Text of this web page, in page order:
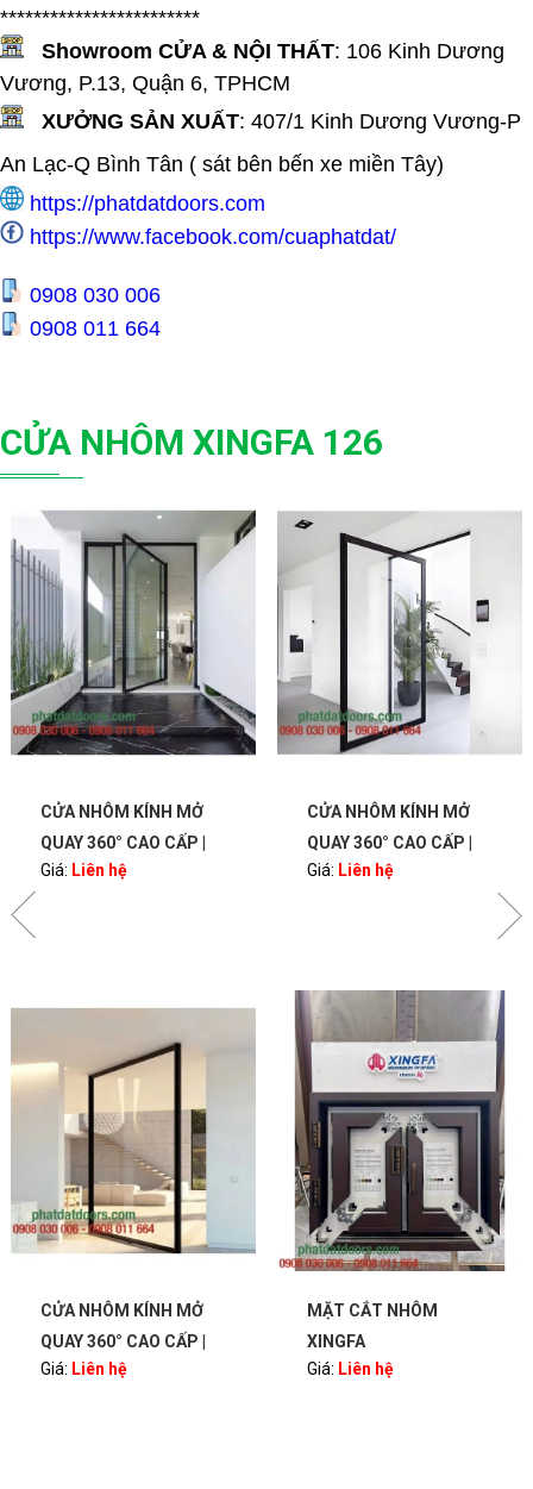
************************
Showroom CỬA & NỘI THẤT: 106 Kinh Dương
Vương, P.13, Quận 6, TPHCM
XƯỞNG SẢN XUẤT: 407/1 Kinh Dương Vương-P
An Lạc-Q Bình Tân ( sát bên bến xe miền Tây)
https://phatdatdoors.com
https://www.facebook.com/cuaphatdat/
0908 030 006
0908 011 664
CỬA NHÔM XINGFA 126
CỬA NHÔM KÍNH MỞ
QUAY 360° CAO CẤP |
BẢN LỀ PIVOT – SANG
Giá: Liên hệ
CỬA NHÔM KÍNH MỞ
QUAY 360° CAO CẤP |
BẢN LỀ PIVOT – SANG
Giá: Liên hệ
CỬA NHÔM KÍNH MỞ
QUAY 360° CAO CẤP |
BẢN LỀ PIVOT – SANG
Giá: Liên hệ
MẶT CẮT NHÔM
XINGFA
Giá: Liên hệ